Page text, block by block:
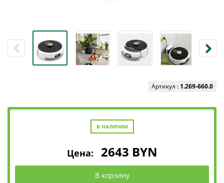
Артикул : 1.269-660.0
В НАЛИЧИИ
Цена: 2643 BYN
В корзину